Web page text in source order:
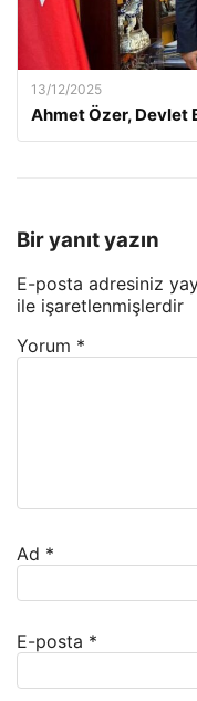
13/12/2025
Ahmet Özer, Devlet
Bir yanıt yazın
E-posta adresiniz
ile işaretlenmişlerdir
Yorum *
Ad *
E-posta *